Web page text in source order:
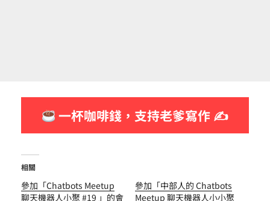
一杯咖啡錢，支持老爹寫作 ✍
相關
參加「Chatbots Meetup
聊天機器人小聚 #19 」的會
參加「中部人的 Chatbots
Meetup 聊天機器人小小聚